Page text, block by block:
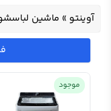
آوینتو » ماشین
موجود